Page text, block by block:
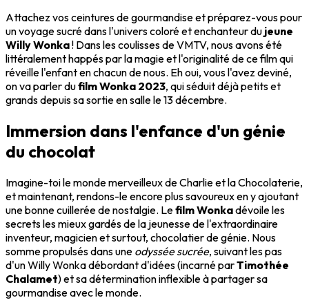
Attachez vos ceintures de gourmandise et préparez-vous pour
un voyage sucré dans l'univers coloré et enchanteur du jeune
Willy Wonka! Dans les coulisses de VMTV, nous avons été
littéralement happés par la magie et l'originalité de ce film qui
réveille l'enfant en chacun de nous. Eh oui, vous l'avez deviné,
on va parler dufilm Wonka 2023, qui séduit déjà petits et
grands depuis sa sortie en salle le 13 décembre.
Immersion dans l'enfance d'un génie
du chocolat
Imagine-toi le monde merveilleux de Charlie et la Chocolaterie,
et maintenant, rendons-le encore plus savoureux en y ajoutant
une bonne cuillerée de nostalgie. Lefilm Wonkadévoile les
secrets les mieux gardés de la jeunesse de l'extraordinaire
inventeur, magicien et surtout, chocolatier de génie. Nous
somme propulsés dans une odyssée sucrée, suivant les pas
d'un Willy Wonka débordant d'idées (incarné parTimothée
Chalamet) et sa détermination inflexible à partager sa
gourmandise avec le monde.